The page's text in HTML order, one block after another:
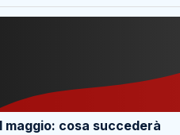
maggio: cosa succederà